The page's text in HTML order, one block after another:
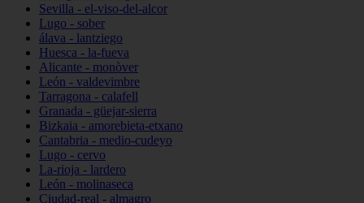
Sevilla - el-viso-del-alcor
Lugo - sober
álava - lantziego
Huesca - la-fueva
Alicante - monòver
León - valdevimbre
Tarragona - calafell
Granada - güejar-sierra
Bizkaia - amorebieta-etxano
Cantabria - medio-cudeyo
Lugo - cervo
La-rioja - lardero
León - molinaseca
Ciudad-real - almagro